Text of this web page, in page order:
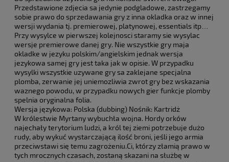
Przedstawione zdjecia sa jedynie podgladowe, zastrzegamy
sobie prawo do sprzedawania gry z inna okladka oraz w innej
wersji wydania tj. premierowej, platynowej, essentials itp…
Przy wysylce w pierwszej kolejnosci staramy sie wysylac
wersje premierowe danej gry. Nie wszystkie gry maja
okladke w jezyku polskim/angielskim jednak wersja
jezykowa samej gry jest taka jak w opisie. W przypadku
wysylki wszystkie uzywane gry sa zaklejane specjalna
plomba, zerwanie jej uniemozliwia zwrot gry bez wskazania
waznego powodu, w przypadku nowych gier funkcje plomby
spelnia oryginalna folia.
Wersja językowa: Polska (dubbing) Nośnik: Kartridż
W królestwie Myrtany wybuchła wojna. Hordy orków
najechały terytorium ludzi, a król tej ziemi potrzebuje dużo
rudy, aby wykuć wystarczającą ilość broni, jeśli jego armia
przeciwstawi się temu zagrożeniu.Ci, którzy złamią prawo w
tych mrocznych czasach, zostaną skazani na służbę w